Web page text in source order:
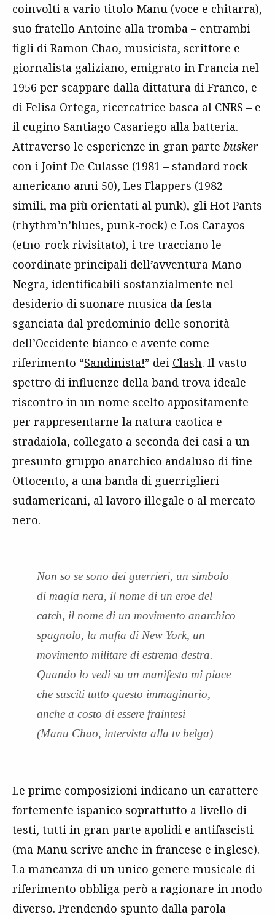
coinvolti a vario titolo Manu (voce e chitarra),
suo fratello Antoine alla tromba – entrambi
figli di Ramon Chao, musicista, scrittore e
giornalista galiziano, emigrato in Francia nel
1956 per scappare dalla dittatura di Franco, e
di Felisa Ortega, ricercatrice basca al CNRS – e
il cugino Santiago Casariego alla batteria.
Attraverso le esperienze in gran parte busker
con i Joint De Culasse (1981 – standard rock
americano anni 50), Les Flappers (1982 –
simili, ma più orientati al punk), gli Hot Pants
(rhythm’n’blues, punk-rock) e Los Carayos
(etno-rock rivisitato), i tre tracciano le
coordinate principali dell’avventura Mano
Negra, identificabili sostanzialmente nel
desiderio di suonare musica da festa
sganciata dal predominio delle sonorità
dell’Occidente bianco e avente come
riferimento “Sandinista!” dei Clash. Il vasto
spettro di influenze della band trova ideale
riscontro in un nome scelto appositamente
per rappresentarne la natura caotica e
stradaiola, collegato a seconda dei casi a un
presunto gruppo anarchico andaluso di fine
Ottocento, a una banda di guerriglieri
sudamericani, al lavoro illegale o al mercato
nero.
Non so se sono dei guerrieri, un simbolo
di magia nera, il nome di un eroe del
catch, il nome di un movimento anarchico
spagnolo, la mafia di New York, un
movimento militare di estrema destra.
Quando lo vedi su un manifesto mi piace
che susciti tutto questo immaginario,
anche a costo di essere fraintesi
(Manu Chao, intervista alla tv belga)
Le prime composizioni indicano un carattere
fortemente ispanico soprattutto a livello di
testi, tutti in gran parte apolidi e antifascisti
(ma Manu scrive anche in francese e inglese).
La mancanza di un unico genere musicale di
riferimento obbliga però a ragionare in modo
diverso. Prendendo spunto dalla parola